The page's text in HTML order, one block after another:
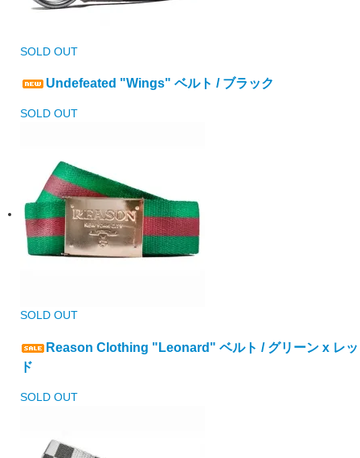
SOLD OUT
Undefeated "Wings" ベルト / ブラック
SOLD OUT
SOLD OUT
Reason Clothing "Leonard" ベルト / グリーン x レッ
ド
SOLD OUT